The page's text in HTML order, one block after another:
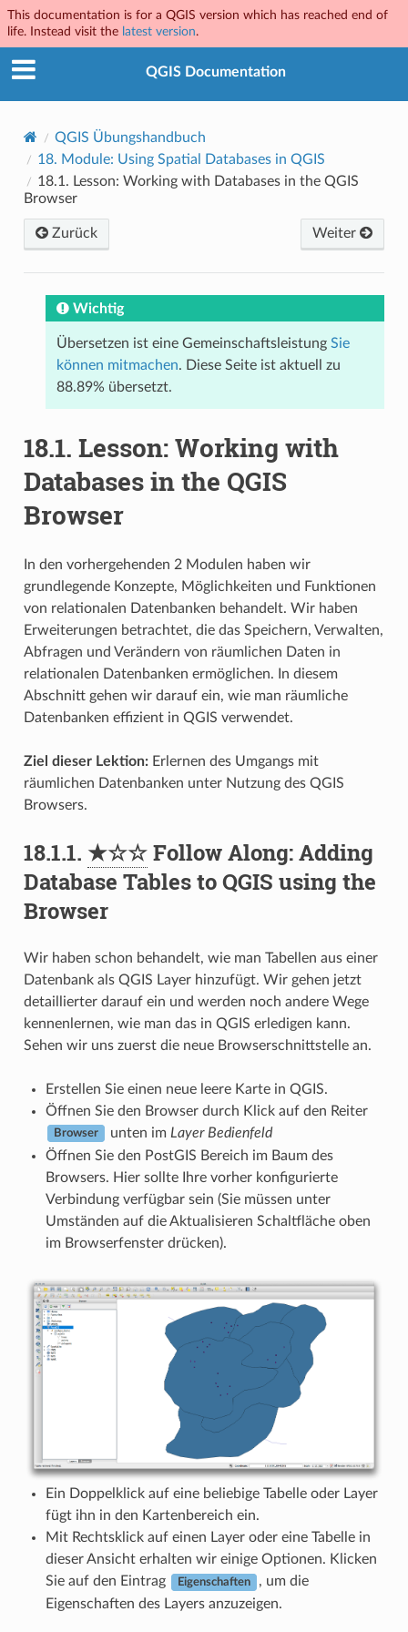
This documentation is for a QGIS version which has reached end of
life. Instead visit the latest version.
QGIS Documentation
QGIS Übungshandbuch
18. Module: Using Spatial Databases in QGIS
18.1. Lesson: Working with Databases in the QGIS
Browser
Zurück Weiter
Wichtig
Übersetzen ist eine Gemeinschaftsleistung Sie
können mitmachen. Diese Seite ist aktuell zu
88.89% übersetzt.
18.1. Lesson: Working with
Databases in the QGIS
Browser
In den vorhergehenden 2 Modulen haben wir
grundlegende Konzepte, Möglichkeiten und Funktionen
von relationalen Datenbanken behandelt. Wir haben
Erweiterungen betrachtet, die das Speichern, Verwalten,
Abfragen und Verändern von räumlichen Daten in
relationalen Datenbanken ermöglichen. In diesem
Abschnitt gehen wir darauf ein, wie man räumliche
Datenbanken effizient in QGIS verwendet.
Ziel dieser Lektion:Erlernen des Umgangs mit
räumlichen Datenbanken unter Nutzung des QGIS
Browsers.
18.1.1. ★☆☆Follow Along: Adding
Database Tables to QGIS using the
Browser
Wir haben schon behandelt, wie man Tabellen aus einer
Datenbank als QGIS Layer hinzufügt. Wir gehen jetzt
detaillierter darauf ein und werden noch andere Wege
kennenlernen, wie man das in QGIS erledigen kann.
Sehen wir uns zuerst die neue Browserschnittstelle an.
Erstellen Sie einen neue leere Karte in QGIS.
Öffnen Sie den Browser durch Klick auf den Reiter
Browser unten im Layer Bedienfeld
Öffnen Sie den PostGIS Bereich im Baum des
Browsers. Hier sollte Ihre vorher konfigurierte
Verbindung verfügbar sein (Sie müssen unter
Umständen auf die Aktualisieren Schaltfläche oben
im Browserfenster drücken).
Ein Doppelklick auf eine beliebige Tabelle oder Layer
fügt ihn in den Kartenbereich ein.
Mit Rechtsklick auf einen Layer oder eine Tabelle in
dieser Ansicht erhalten wir einige Optionen. Klicken
Sie auf den Eintrag
Eigenschaften
, um die
Eigenschaften des Layers anzuzeigen.